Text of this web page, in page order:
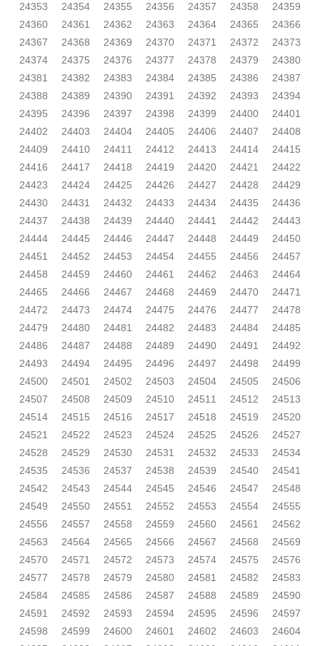
24353
24354 24355 24356 24357 24358
24359
24360
24361 24362 24363 24364 24365
24366
24367
24368 24369 24370 24371 24372
24373
24374
24375 24376 24377 24378 24379
24380
24381
24382 24383 24384 24385 24386
24387
24388
24389 24390 24391 24392 24393
24394
24395
24396 24397 24398 24399 24400
24401
24402
24403 24404 24405 24406 24407
24408
24409
24410 24411 24412 24413 24414
24415
24416
24417 24418 24419 24420 24421
24422
24423
24424 24425 24426 24427 24428
24429
24430
24431 24432 24433 24434 24435
24436
24437
24438 24439 24440 24441 24442
24443
24444
24445 24446 24447 24448 24449
24450
24451
24452 24453 24454 24455 24456
24457
24458
24459 24460 24461 24462 24463
24464
24465
24466 24467 24468 24469 24470
24471
24472
24473 24474 24475 24476 24477
24478
24479
24480 24481 24482 24483 24484
24485
24486
24487 24488 24489 24490 24491
24492
24493
24494 24495 24496 24497 24498
24499
24500
24501 24502 24503 24504 24505
24506
24507
24508 24509 24510 24511 24512
24513
24514
24515 24516 24517 24518 24519
24520
24521
24522 24523 24524 24525 24526
24527
24528
24529 24530 24531 24532 24533
24534
24535
24536 24537 24538 24539 24540
24541
24542
24543 24544 24545 24546 24547
24548
24549
24550 24551 24552 24553 24554
24555
24556
24557 24558 24559 24560 24561
24562
24563
24564 24565 24566 24567 24568
24569
24570
24571 24572 24573 24574 24575
24576
24577
24578 24579 24580 24581 24582
24583
24584
24585 24586 24587 24588 24589
24590
24591
24592 24593 24594 24595 24596
24597
24598
24599 24600 24601 24602 24603
24604